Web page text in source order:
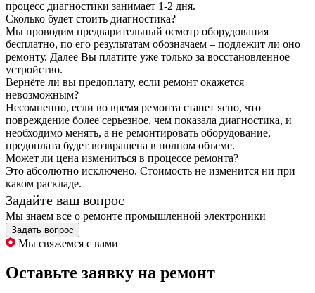
процесс диагностики занимает 1-2 дня.
Сколько будет стоить диагностика?
Мы проводим предварительный осмотр оборудования
бесплатно, по его результатам обозначаем – подлежит ли оно
ремонту. Далее Вы платите уже только за восстановленное
устройство.
Вернёте ли вы предоплату, если ремонт окажется
невозможным?
Несомненно, если во время ремонта станет ясно, что
повреждение более серьезное, чем показала диагностика, и
необходимо менять, а не ремонтировать оборудование,
предоплата будет возвращена в полном объеме.
Может ли цена измениться в процессе ремонта?
Это абсолютно исключено. Стоимость не изменится ни при
каком раскладе.
Задайте ваш вопрос
Мы знаем все о ремонте промышленной электроники
Задать вопрос
Мы свяжемся с вами
Оставьте заявку на ремонт